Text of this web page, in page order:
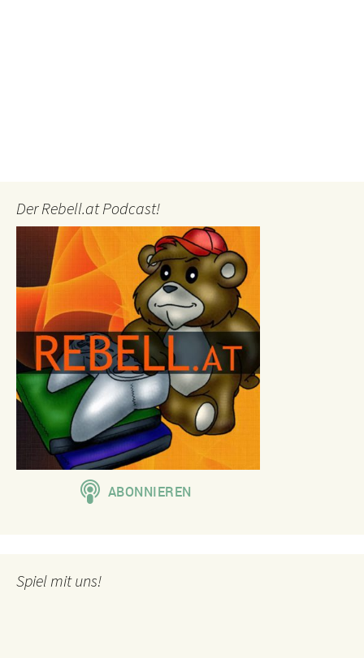
Der Rebell.at Podcast!
Spiel mit uns!